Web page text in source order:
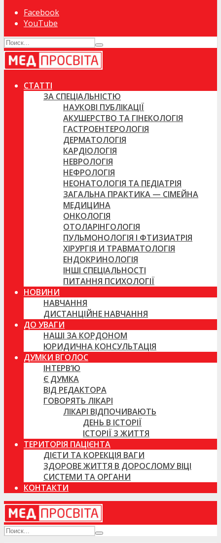
Facebook
YouTube
СТАТТІ
ЗА СПЕЦІАЛЬНІСТЮ
НАУКОВІ ПУБЛІКАЦІЇ
АКУШЕРСТВО ТА ГІНЕКОЛОГІЯ
ГАСТРОЕНТЕРОЛОГІЯ
ДЕРМАТОЛОГІЯ
КАРДІОЛОГІЯ
НЕВРОЛОГІЯ
НЕФРОЛОГІЯ
НЕОНАТОЛОГІЯ ТА ПЕДІАТРІЯ
ЗАГАЛЬНА ПРАКТИКА — СІМЕЙНА
МЕДИЦИНА
ОНКОЛОГІЯ
ОТОЛАРІНГОЛОГІЯ
ПУЛЬМОНОЛОГІЯ І ФТИЗИАТРІЯ
ХІРУРГІЯ И ТРАВМАТОЛОГІЯ
ЕНДОКРИНОЛОГІЯ
ІНШІ СПЕЦІАЛЬНОСТІ
ПИТАННЯ ПСИХОЛОГІЇ
НОВИНИ
НАВЧАННЯ
ДИСТАНЦІЙНЕ НАВЧАННЯ
ДО УВАГИ
НАШІ ЗА КОРДОНОМ
ЮРИДИЧНА КОНСУЛЬТАЦІЯ
ДУМКИ ВГОЛОС
ІНТЕРВ’Ю
Є ДУМКА
ВІД РЕДАКТОРА
ГОВОРЯТЬ ЛІКАРІ
ЛІКАРІ ВІДПОЧИВАЮТЬ
ДЕНЬ В ІСТОРІЇ
ІСТОРІЇ З ЖИТТЯ
ТЕРИТОРІЯ ПАЦІЄНТА
ДІЄТИ ТА КОРЕКЦІЯ ВАГИ
ЗДОРОВЕ ЖИТТЯ В ДОРОСЛОМУ ВІЦІ
СИСТЕМИ ТА ОРГАНИ
КОНТАКТИ